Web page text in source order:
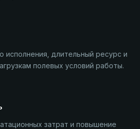
исполнения, длительный ресурс и
полевых условий работы.
затрат и повышение